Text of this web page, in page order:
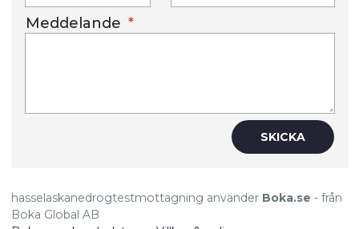
Meddelande
SKICKA
hasselaskanedrogtestmottagning använder Boka.se - från
Boka Global AB